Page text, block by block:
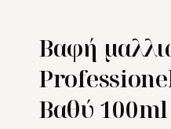
Βαφή
Βαθύ 100ml